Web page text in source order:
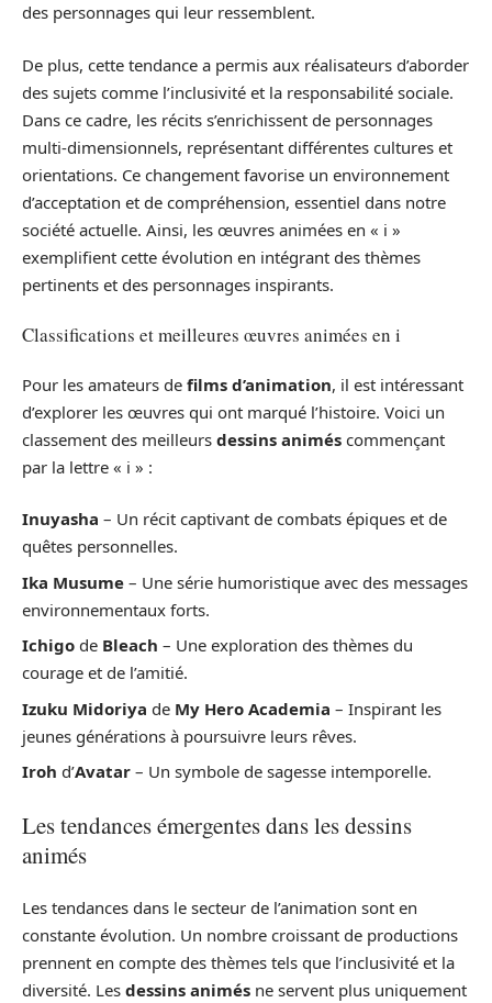
des personnages qui leur ressemblent.
De plus, cette tendance a permis aux réalisateurs d’aborder
des sujets comme l’inclusivité et la responsabilité sociale.
Dans ce cadre, les récits s’enrichissent de personnages
multi-dimensionnels, représentant différentes cultures et
orientations. Ce changement favorise un environnement
d’acceptation et de compréhension, essentiel dans notre
société actuelle. Ainsi, les œuvres animées en « i »
exemplifient cette évolution en intégrant des thèmes
pertinents et des personnages inspirants.
Classifications et meilleures œuvres animées en i
Pour les amateurs de films d’animation, il est intéressant
d’explorer les œuvres qui ont marqué l’histoire. Voici un
classement des meilleurs dessins animés commençant
par la lettre « i » :
Inuyasha – Un récit captivant de combats épiques et de
quêtes personnelles.
Ika Musume – Une série humoristique avec des messages
environnementaux forts.
Ichigo de Bleach – Une exploration des thèmes du
courage et de l’amitié.
Izuku Midoriya de My Hero Academia – Inspirant les
jeunes générations à poursuivre leurs rêves.
Iroh d’Avatar – Un symbole de sagesse intemporelle.
Les tendances émergentes dans les dessins
animés
Les tendances dans le secteur de l’animation sont en
constante évolution. Un nombre croissant de productions
prennent en compte des thèmes tels que l’inclusivité et la
diversité. Les dessins animés ne servent plus uniquement